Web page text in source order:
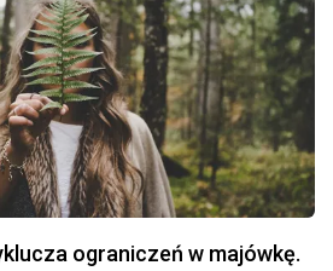
ograniczeń w majówkę.